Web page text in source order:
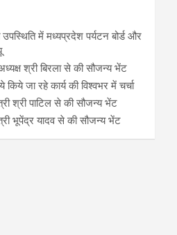
उपस्थिति में मध्यप्रदेश पर्यटन बोर्ड और
श्री बिरला से की सौजन्य भेंट
किये जा रहे कार्य की विश्वभर में चर्चा
श्री पाटिल से की सौजन्य भेंट
भूपेंद्र यादव से की सौजन्य भेंट